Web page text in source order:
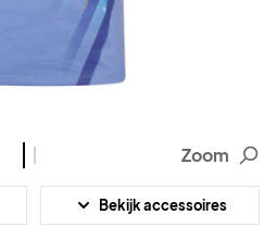
Zoom
Bekijk accessoires